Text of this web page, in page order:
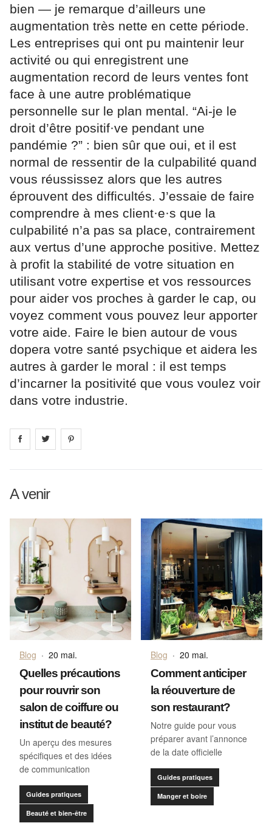
bien — je remarque d’ailleurs une
augmentation très nette en cette période.
Les entreprises qui ont pu maintenir leur
activité ou qui enregistrent une
augmentation record de leurs ventes font
face à une autre problématique
personnelle sur le plan mental. “Ai-je le
droit d’être positif·ve pendant une
pandémie ?” : bien sûr que oui, et il est
normal de ressentir de la culpabilité quand
vous réussissez alors que les autres
éprouvent des difficultés. J’essaie de faire
comprendre à mes client·e·s que la
culpabilité n’a pas sa place, contrairement
aux vertus d’une approche positive. Mettez
à profit la stabilité de votre situation en
utilisant votre expertise et vos ressources
pour aider vos proches à garder le cap, ou
voyez comment vous pouvez leur apporter
votre aide. Faire le bien autour de vous
dopera votre santé psychique et aidera les
autres à garder le moral : il est temps
d’incarner la positivité que vous voulez voir
dans votre industrie.
Share on facebook
Share on
A venir
Blog · 20 mai.
Quelles précautions
pour rouvrir son
salon de coiffure ou
institut de beauté?
Un aperçu des mesures
spécifiques et des idées
de communication
Guides pratiques
Beauté et bien-être
Blog · 20 mai.
Comment anticiper
la réouverture de
son restaurant?
Notre guide pour vous
préparer avant l’annonce
de la date officielle
Guides pratiques
Manger et boire